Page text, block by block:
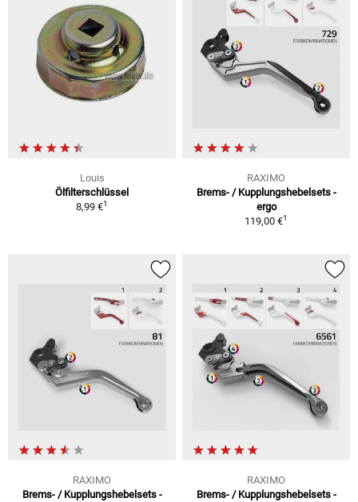
Louis
Ölfilterschlüssel
8,99 €1
RAXIMO
Brems- / Kupplungshebelsets -
ergo
119,00 €1
RAXIMO
Brems- / Kupplungshebelsets -
RAXIMO
Brems- / Kupplungshebelsets -